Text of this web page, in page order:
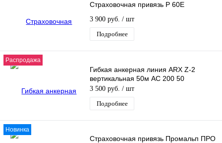
Страховочная привязь P 60E
3 900 руб. / шт
Подробнее
Распродажа
Гибкая анкерная линия ARX Z-2
вертикальная 50м AC 200 50
3 500 руб. / шт
Подробнее
Новинка
Страховочная привязь Промальп ПРО